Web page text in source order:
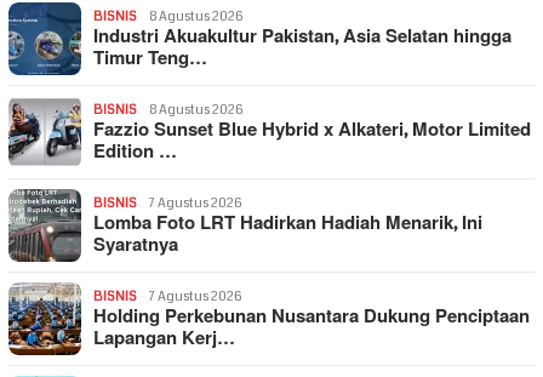
BISNIS 8 Agustus 2026
Industri Akuakultur Pakistan, Asia Selatan hingga
Timur Teng…
BISNIS 8 Agustus 2026
Fazzio Sunset Blue Hybrid x Alkateri, Motor Limited
Edition …
BISNIS 7 Agustus 2026
Lomba Foto LRT Hadirkan Hadiah Menarik, Ini
Syaratnya
BISNIS 7 Agustus 2026
Holding Perkebunan Nusantara Dukung Penciptaan
Lapangan Kerj…